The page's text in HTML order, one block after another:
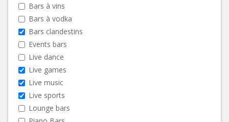
Bars à vins
Bars à vodka
Bars clandestins
Events bars
Live dance
Live games
Live music
Live sports
Lounge bars